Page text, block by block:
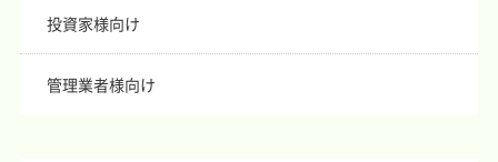
投資家様向け
管理業者様向け